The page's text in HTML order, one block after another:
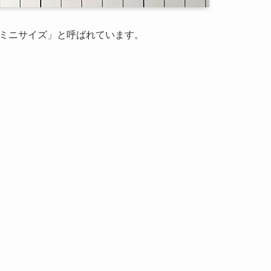
ニサイズ」と呼ばれています。